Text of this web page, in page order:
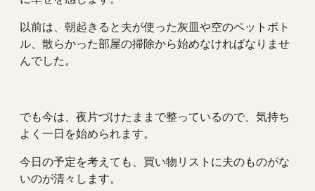
以前は、朝起きると夫が使った灰皿や空のペットボト
ル、散らかった部屋の掃除から始めなければなりませ
んでした。
でも今は、夜片づけたままで整っているので、気持ち
よく一日を始められます。
今日の予定を考えても、買い物リストに夫のものがな
いのが清々します。